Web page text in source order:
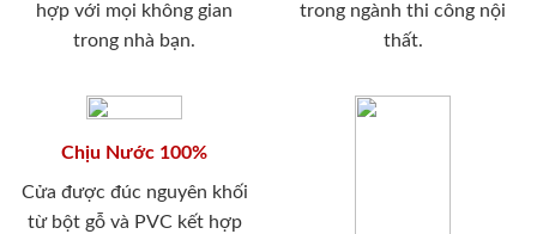
hợp với mọi không gian
trong nhà bạn.
trong ngành thi công nội
thất.
Chịu Nước 100%
Cửa được đúc nguyên khối
từ bột gỗ và PVC kết hợp